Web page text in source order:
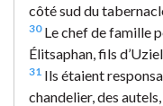
côté sud du
30Le chef de famille
Élitsaphan, fils d’Uziel.
31 Ils étaient
chandelier, des